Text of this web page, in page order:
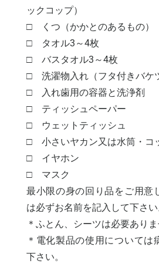
ックコップ）
□ くつ（かかとのあるもの）
□ タオル3～4枚
□ バスタオル3～4枚
□ 洗濯物入れ（フタ付きバケ
□ 入れ歯用の容器と洗浄剤
□ ティッシュペーパー
□ ウェットティッシュ
□ 小さいヤカン又は水筒・コ
□ イヤホン
□ マスク
最小限の身の回り品をご用意
は必ずお名前を記入して下さい
＊ふとん、シーツは必要ありま
＊電化製品の使用については
下さい。